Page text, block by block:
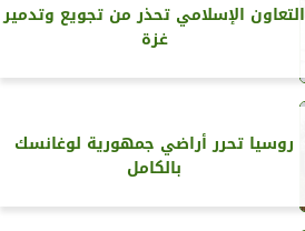
التعاون الإسلامي تحذر من تجويع وتدمير
غزة
روسيا تحرر أراضي جمهورية لوغانسك
بالكامل